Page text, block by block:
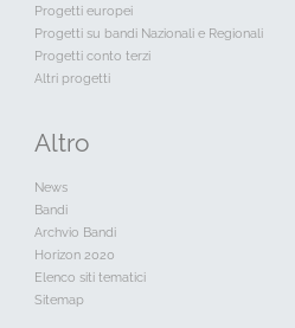
Progetti europei
Progetti su bandi Nazionali e Regionali
Progetti conto terzi
Altri progetti
Altro
News
Bandi
Archvio Bandi
Horizon 2020
Elenco siti tematici
Sitemap